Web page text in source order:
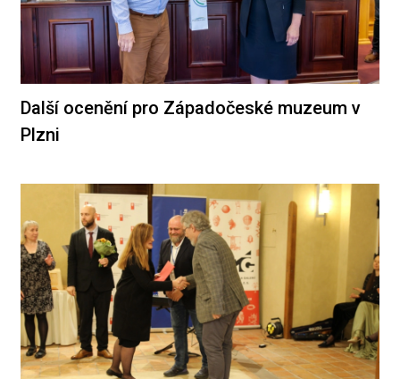
Další ocenění pro Západočeské muzeum v
Plzni